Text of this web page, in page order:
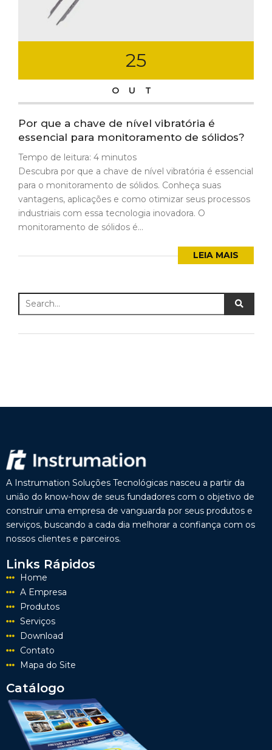
25
OUT
Por que a chave de nível vibratória é
essencial para monitoramento de sólidos?
Tempo de leitura: 4 minutos
Descubra por que a chave de nível vibratória é essencial
para o monitoramento de sólidos. Conheça suas
vantagens, aplicações e como otimizar seus processos
industriais com essa tecnologia inovadora. O
monitoramento de sólidos é...
LEIA MAIS
A Instrumation Soluções Tecnológicas nasceu a partir da
união do know-how de seus fundadores com o objetivo de
construir uma empresa de vanguarda por seus produtos e
serviços, buscando a cada dia melhorar a confiança com os
nossos clientes e parceiros.
Links Rápidos
Home
A Empresa
Produtos
Serviços
Download
Contato
Mapa do Site
Catálogo